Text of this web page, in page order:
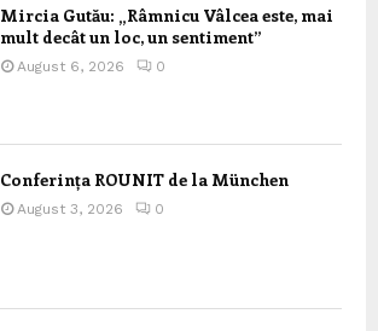
Mircia Gutău: „Râmnicu Vâlcea este, mai
mult decât un loc, un sentiment”
August 6, 2026 0
Conferința ROUNIT de la München
August 3, 2026 0